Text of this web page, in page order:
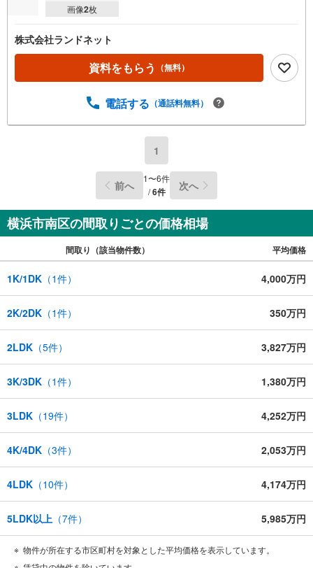
画像2枚
株式会社ランドネット
資料をもらう （無料）
電話する （通話料無料）
1
前へ 1〜6件
/6件 次へ
横浜市南区の間取りごとの価格相場
間取り（該当物件数） 平均価格
1K/1DK （1件） 4,000万円
2K/2DK （1件） 350万円
2LDK （5件） 3,827万円
3K/3DK （1件） 1,380万円
3LDK （19件） 4,252万円
4K/4DK （3件） 2,053万円
4LDK （10件） 4,174万円
5LDK以上 （7件） 5,985万円
物件が所在する市区町村を対象とした平均価格を表示しています。